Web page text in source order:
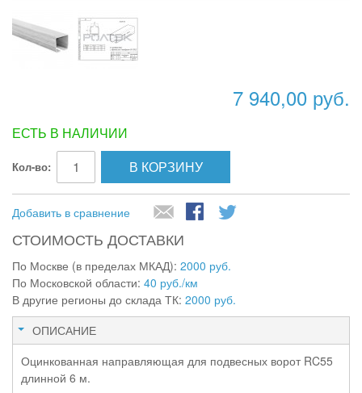
7 940,00 руб.
ЕСТЬ В НАЛИЧИИ
Кол-во: В КОРЗИНУ
Добавить в сравнение
СТОИМОСТЬ ДОСТАВКИ
По Москве (в пределах МКАД): 2000 руб.
По Московской области: 40 руб./км
В другие регионы до склада ТК: 2000 руб.
ОПИСАНИЕ
Оцинкованная направляющая для подвесных ворот RC55
длинной 6 м.